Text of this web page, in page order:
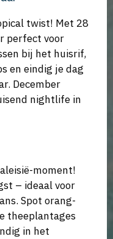
twist! Met 28
perfect voor
bij het huisrif,
en eindig je dag
December
nightlife in
moment!
– ideaal voor
Spot orang-
theeplantages
in het